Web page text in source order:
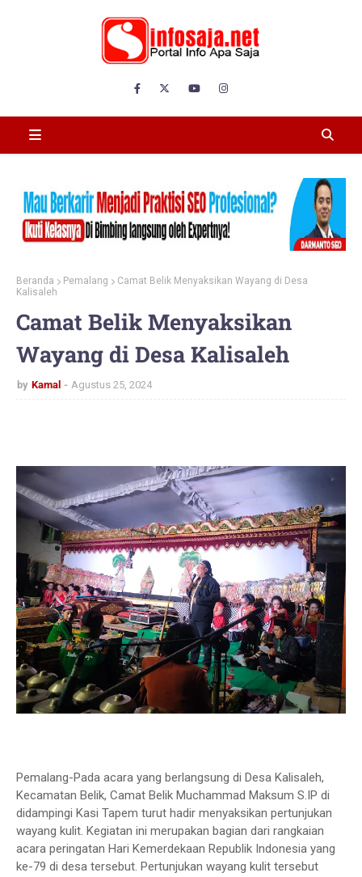
Beranda Pemalang
Camat Belik Menyaksikan Wayang di Desa
Kalisaleh
Camat Belik Menyaksikan
Wayang di Desa Kalisaleh
by Kamal Agustus 25, 2024
Pemalang-Pada acara yang berlangsung di Desa Kalisaleh,
Kecamatan Belik, Camat Belik Muchammad Maksum S.IP di
didampingi Kasi Tapem turut hadir menyaksikan pertunjukan
wayang kulit. Kegiatan ini merupakan bagian dari rangkaian
acara peringatan Hari Kemerdekaan Republik Indonesia yang
ke-79 di desa tersebut. Pertunjukan wayang kulit tersebut